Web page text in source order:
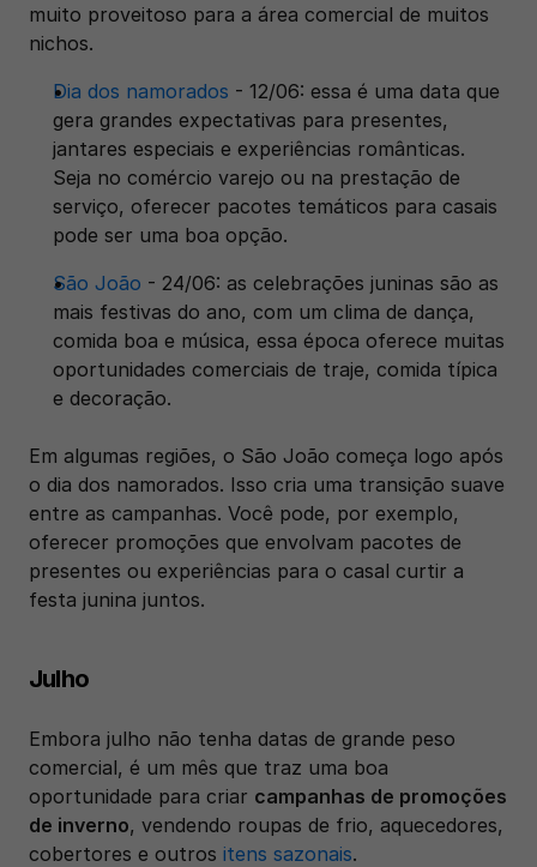
muito proveitoso para a área comercial de muitos
nichos.
Dia dos namorados - 12/06: essa é uma data que
gera grandes expectativas para presentes,
jantares especiais e experiências românticas.
Seja no comércio varejo ou na prestação de
serviço, oferecer pacotes temáticos para casais
pode ser uma boa opção.
São João - 24/06: as celebrações juninas são as
mais festivas do ano, com um clima de dança,
comida boa e música, essa época oferece muitas
oportunidades comerciais de traje, comida típica
e decoração.
Em algumas regiões, o São João começa logo após
o dia dos namorados. Isso cria uma transição suave
entre as campanhas. Você pode, por exemplo,
oferecer promoções que envolvam pacotes de
presentes ou experiências para o casal curtir a
festa junina juntos.
Julho
Embora julho não tenha datas de grande peso
comercial, é um mês que traz uma boa
oportunidade para criar campanhas de promoções
de inverno, vendendo roupas de frio, aquecedores,
cobertores e outros itens sazonais.